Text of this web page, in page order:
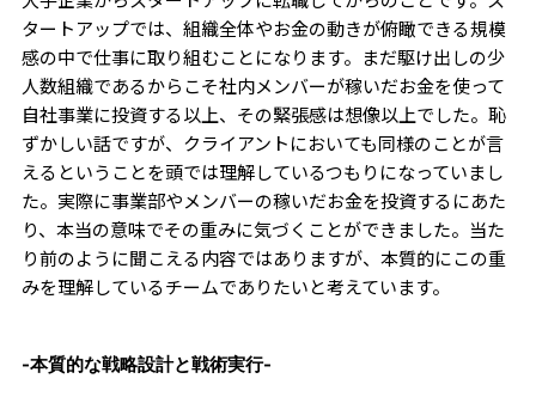
タートアップでは、組織全体やお金の動きが俯瞰できる規模
感の中で仕事に取り組むことになります。まだ駆け出しの少
人数組織であるからこそ社内メンバーが稼いだお金を使って
自社事業に投資する以上、その緊張感は想像以上でした。恥
ずかしい話ですが、クライアントにおいても同様のことが言
えるということを頭では理解しているつもりになっていまし
た。実際に事業部やメンバーの稼いだお金を投資するにあた
り、本当の意味でその重みに気づくことができました。当た
り前のように聞こえる内容ではありますが、本質的にこの重
みを理解しているチームでありたいと考えています。
-本質的な戦略設計と戦術実行-